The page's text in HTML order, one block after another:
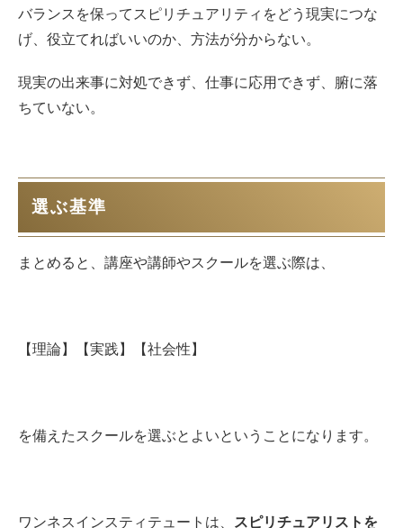
バランスを保ってスピリチュアリティをどう現実につな
げ、役立てればいいのか、方法が分からない。
現実の出来事に対処できず、仕事に応用できず、腑に落
ちていない。
選ぶ基準
まとめると、講座や講師やスクールを選ぶ際は、
【理論】【実践】【社会性】
を備えたスクールを選ぶとよいということになります。
ワンネスインスティテュートは、 スピリチュアリストを